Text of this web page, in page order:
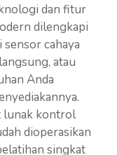
dan fitur
dilengkapi
cahaya
atau
Anda
lunak kontrol
dioperasikan
singkat